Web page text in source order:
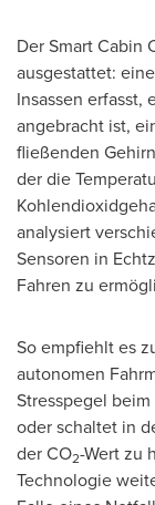
Der Smart Cabin
ausgestattet:
Insassen erfasst,
angebracht ist,
fließenden
der die
analysiert
Sensoren in
Fahren zu
So empfiehlt es
autonomen
Stresspegel
oder schaltet in
der CO2-Wert zu
Technologie